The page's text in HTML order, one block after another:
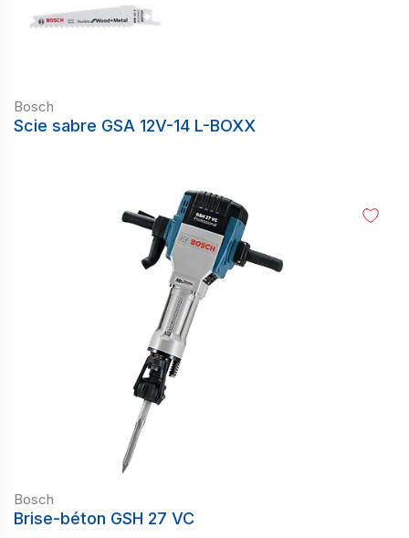
Bosch
Scie sabre GSA 12V-14 L-BOXX
Bosch
Brise-béton GSH 27 VC